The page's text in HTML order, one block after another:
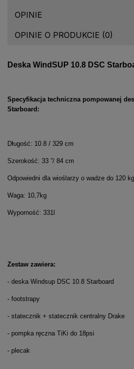
OPINIE
OPINIE O PRODUKCIE (0)
Deska WindSUP 10.8 DSC
Specyfikacja techniczna pompowanej
Starboard:
Długość: 10.8 / 329 cm
Szerokość: 33 ”/ 84 cm
Odpowiedni dla wioślarzy o wadze do 120 kg
Waga: 10,7kg
Wyporność: 331l
Zestaw zawiera:
- deska Windsup DSC 10.8 Starboard
- footstrapy
- statecznik + statecznik centralny Drake
- pompka ręczna TiKi do 18psi
- plecak